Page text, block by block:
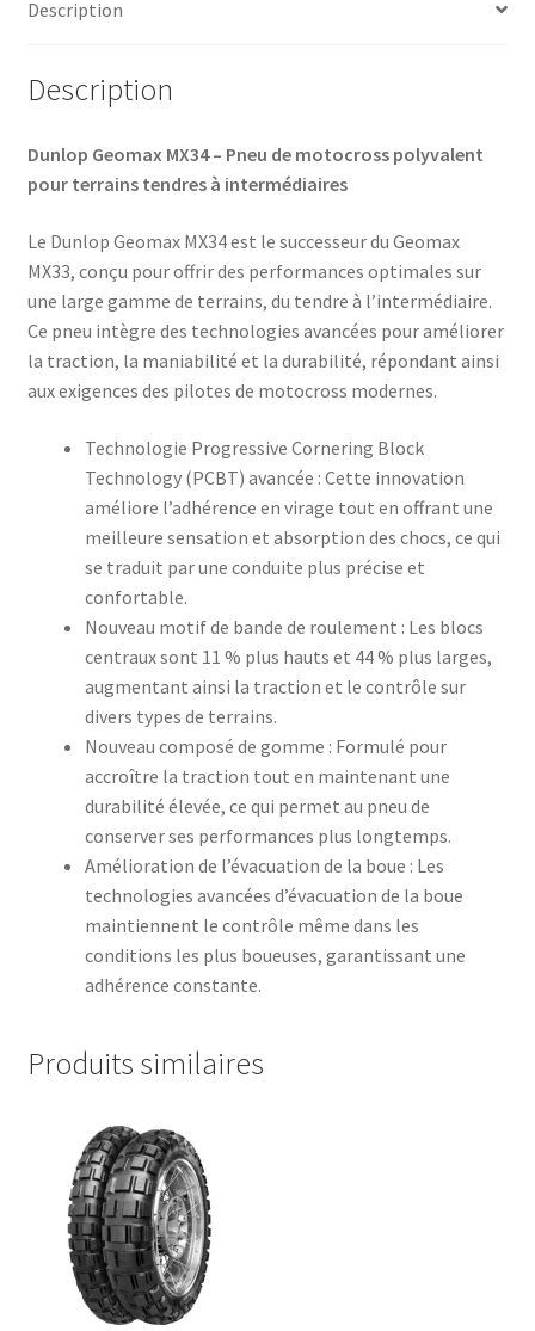
TT
Description
Description
Dunlop Geomax MX34 – Pneu de motocross polyvalent
pour terrains tendres à intermédiaires
Le Dunlop Geomax MX34 est le successeur du Geomax
MX33, conçu pour offrir des performances optimales sur
une large gamme de terrains, du tendre à l’intermédiaire.
Ce pneu intègre des technologies avancées pour améliorer
la traction, la maniabilité et la durabilité, répondant ainsi
aux exigences des pilotes de motocross modernes.
Technologie Progressive Cornering Block
Technology (PCBT) avancée : Cette innovation
améliore l’adhérence en virage tout en offrant une
meilleure sensation et absorption des chocs, ce qui
se traduit par une conduite plus précise et
confortable.
Nouveau motif de bande de roulement : Les blocs
centraux sont 11 % plus hauts et 44 % plus larges,
augmentant ainsi la traction et le contrôle sur
divers types de terrains.
Nouveau composé de gomme : Formulé pour
accroître la traction tout en maintenant une
durabilité élevée, ce qui permet au pneu de
conserver ses performances plus longtemps.
Amélioration de l’évacuation de la boue : Les
technologies avancées d’évacuation de la boue
maintiennent le contrôle même dans les
conditions les plus boueuses, garantissant une
adhérence constante.
Produits similaires